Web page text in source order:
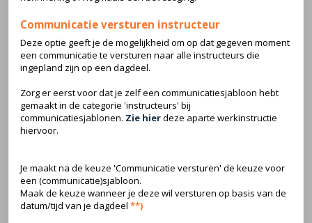
Communicatie versturen instructeur
Deze optie geeft je de mogelijkheid om op dat gegeven moment
een communicatie te versturen naar alle instructeurs die
ingepland zijn op een dagdeel.
Zorg er eerst voor dat je zelf een communicatiesjabloon hebt
gemaakt in de categorie 'instructeurs' bij
communicatiesjablonen. Zie hierdeze aparte werkinstructie
hiervoor.
Je maakt na de keuze 'Communicatie versturen' de keuze voor
een (communicatie)sjabloon.
Maak de keuze wanneer je deze wil versturen op basis van de
datum/tijd van je dagdeel **)